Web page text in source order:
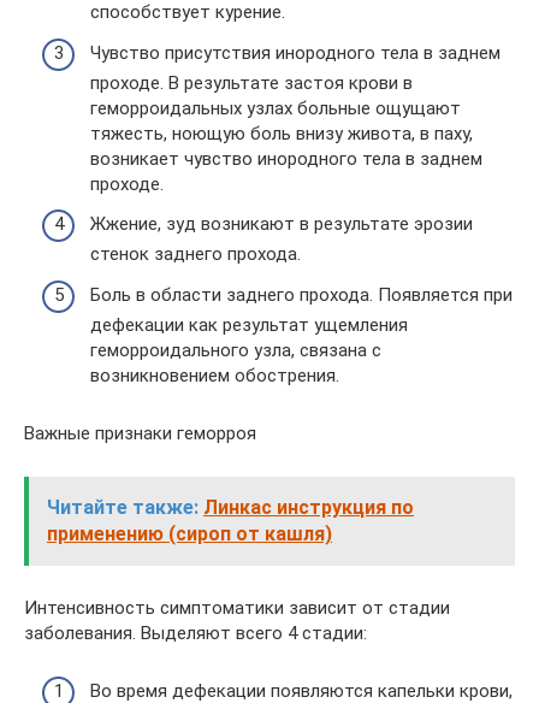
способствует курение.
Чувство присутствия инородного тела в заднем
проходе. В результате застоя крови в
геморроидальных узлах больные ощущают
тяжесть, ноющую боль внизу живота, в паху,
возникает чувство инородного тела в заднем
проходе.
Жжение, зуд возникают в результате эрозии
стенок заднего прохода.
Боль в области заднего прохода. Появляется при
дефекации как результат ущемления
геморроидального узла, связана с
возникновением обострения.
Важные признаки геморроя
Читайте также: Линкас инструкция по
применению (сироп от кашля)
Интенсивность симптоматики зависит от стадии
заболевания. Выделяют всего 4 стадии:
Во время дефекации появляются капельки крови,